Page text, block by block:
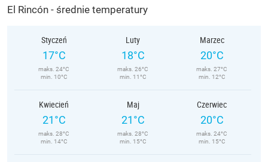
El Rincón - średnie temperatury
Styczeń
17°C
maks. 24°C
min. 10°C
Luty
18°C
maks. 26°C
min. 11°C
Marzec
20°C
maks. 27°C
min. 12°C
Kwiecień
21°C
maks. 28°C
min. 14°C
Maj
21°C
maks. 28°C
min. 15°C
Czerwiec
20°C
maks. 24°C
min. 15°C